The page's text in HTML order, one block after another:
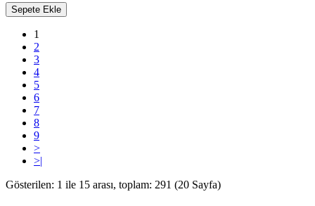
Sepete Ekle
1
2
3
4
5
6
7
8
9
>
>|
Gösterilen: 1 ile 15 arası, toplam: 291 (20 Sayfa)